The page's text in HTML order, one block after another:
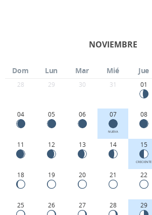
NOVIEMBRE
Dom Lun Mar Mié Jue
28 29 30 31 01
04 05 06 07
NUEVA
08
11 12 13 14 15
CRECIENTE
18 19 20 21 22
25 26 27 28 29